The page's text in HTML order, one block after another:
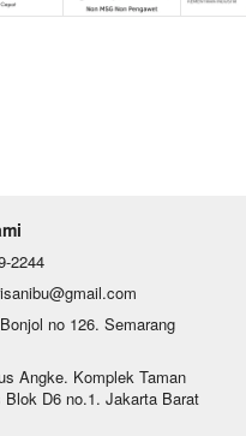
2244
no 126. Semarang
Angke. Komplek Taman
Blok D6 no.1. Jakarta Barat